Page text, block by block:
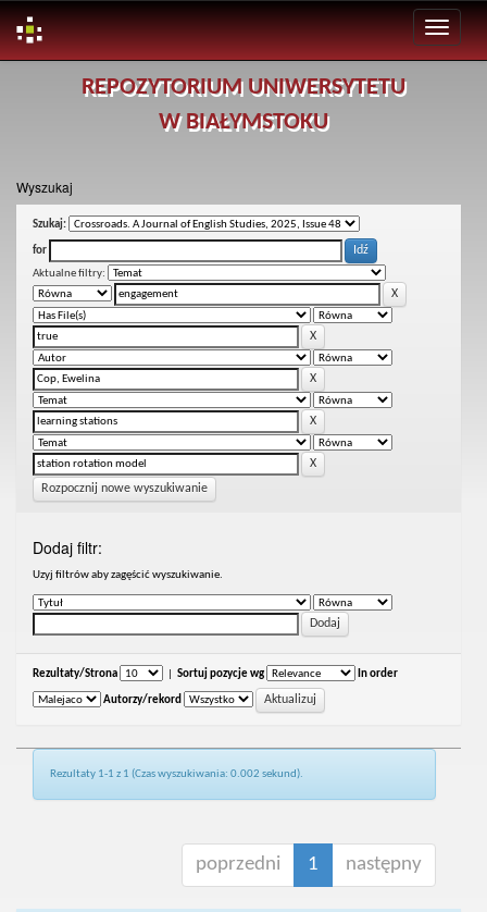
REPOZYTORIUM UNIWERSYTETU
W BIAŁYMSTOKU
Wyszukaj
Szukaj:
for
Aktualne filtry:
Rozpocznij nowe wyszukiwanie
Dodaj filtr:
Uzyj filtrów aby zagęścić wyszukiwanie.
Rezultaty/Strona Sortuj pozycje wg In order
Autorzy/rekord
Rezultaty 1-1 z 1 (Czas wyszukiwania: 0.002 sekund).
poprzedni 1 następny